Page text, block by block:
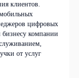
клиентов.
цифровых
компании
от услуг